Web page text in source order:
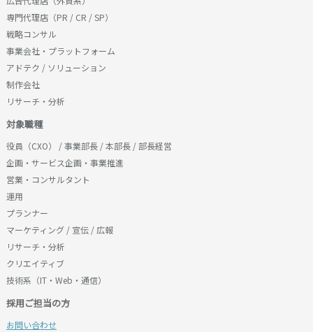
専門代理店（PR / CR / SP）
戦略コンサル
事業会社・プラットフォーム
アドテク / ソリューション
制作会社
リサーチ・分析
対象職種
役員（CXO） / 事業部長 / 本部長 / 部長経営
企画・サービス企画・事業推進
営業・コンサルタント
運用
プランナー
マーケティング / 宣伝 / 広報
リサーチ・分析
クリエイティブ
技術系（IT・Web・通信）
採用ご担当の方
お問い合わせ